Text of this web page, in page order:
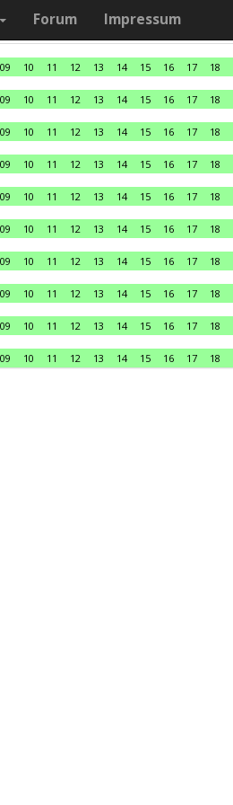
Forum Impressum
09 10 11 12 13 14 15 16 17 18
09 10 11 12 13 14 15 16 17 18
09 10 11 12 13 14 15 16 17 18
09 10 11 12 13 14 15 16 17 18
09 10 11 12 13 14 15 16 17 18
09 10 11 12 13 14 15 16 17 18
09 10 11 12 13 14 15 16 17 18
09 10 11 12 13 14 15 16 17 18
09 10 11 12 13 14 15 16 17 18
09 10 11 12 13 14 15 16 17 18